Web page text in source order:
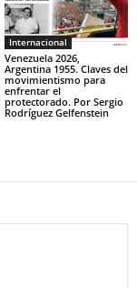
Internacional
Venezuela 2026,
Argentina 1955. Claves del
movimientismo para
enfrentar el
protectorado. Por Sergio
Rodríguez Gelfenstein